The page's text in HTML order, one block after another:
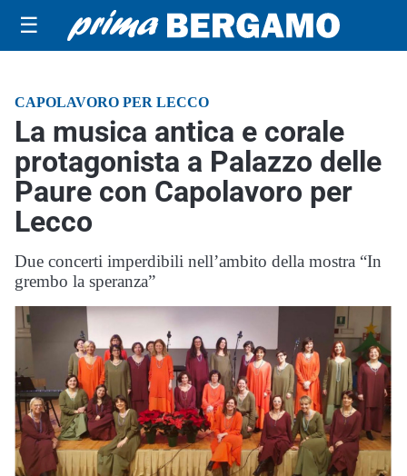
☰
CAPOLAVORO PER LECCO
La musica antica e corale
protagonista a Palazzo delle
Paure con Capolavoro per
Lecco
Due concerti imperdibili nell’ambito della mostra “In
grembo la speranza”